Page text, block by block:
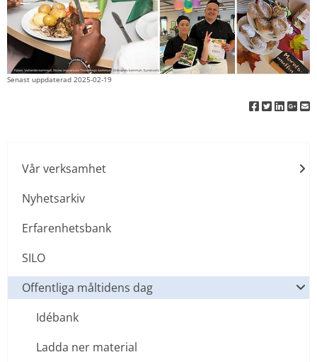
Senast uppdaterad 2025-02-19
Vår verksamhet
Nyhetsarkiv
Erfarenhetsbank
SILO
Offentliga måltidens dag
Idébank
Ladda ner material